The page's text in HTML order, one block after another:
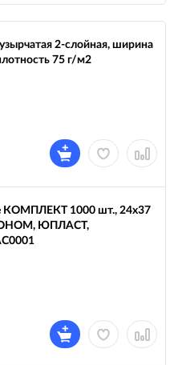
2-слойная, ширина
75 г/м2
КОМПЛЕКТ 1000 шт., 24х37
ЮПЛАСТ,